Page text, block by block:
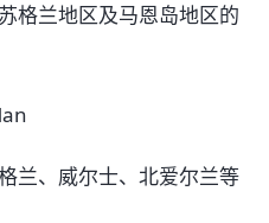
兰地区及马恩岛地区的
、威尔士、北爱尔兰等